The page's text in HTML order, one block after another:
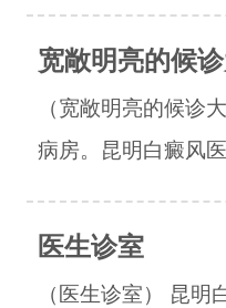
宽敞明亮的候
（宽敞明亮的候诊
病房。昆明白癜风
医生诊室
（医生诊室） 昆